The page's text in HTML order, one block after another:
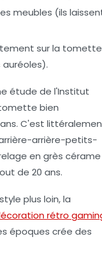
meubles (ils
sur la tomette
étude de l'Institut
bien
. C'est
arrière-petits-
en grès cérame
de 20 ans.
plus loin, la
rétro
époques crée des